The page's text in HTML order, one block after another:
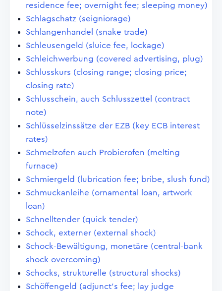
residence fee; overnight fee; sleeping money)
Schlagschatz (seigniorage)
Schlangenhandel (snake trade)
Schleusengeld (sluice fee, lockage)
Schleichwerbung (covered advertising, plug)
Schlusskurs (closing range; closing price;
closing rate)
Schlusschein, auch Schlusszettel (contract
note)
Schlüsselzinssätze der EZB (key ECB interest
rates)
Schmelzofen auch Probierofen (melting
furnace)
Schmiergeld (lubrication fee; bribe, slush fund)
Schmuckanleihe (ornamental loan, artwork
loan)
Schnelltender (quick tender)
Schock, externer (external shock)
Schock-Bewältigung, monetäre (central-bank
shock overcoming)
Schocks, strukturelle (structural shocks)
Schöffengeld (adjunct's fee; lay judge